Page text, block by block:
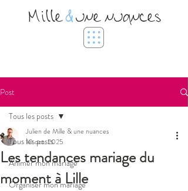
Mille&une nuances
Post
Tous les posts
Animer mon mariage
Organiser mon mariage
Tous les posts
Les tendances mariage du
moment à Lille
Julien de Mille & une nuances
10 oct. 2025